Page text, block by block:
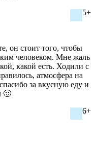
5+
он стоит того, чтобы
человеком. Мне жаль
какой есть. Ходили с
атмосфера на
за вкусную еду и
🙂
6+